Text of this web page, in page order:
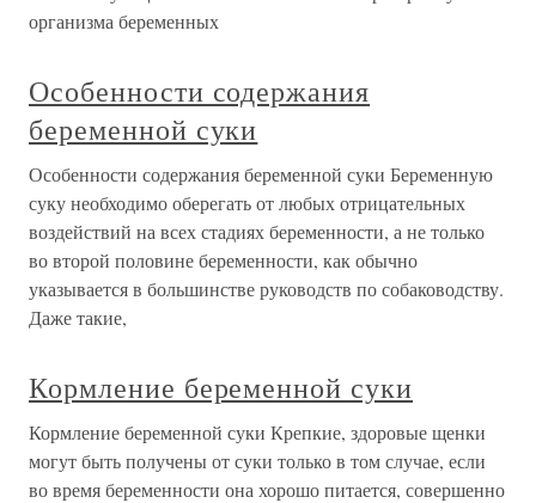
организма беременных
Особенности содержания
беременной суки
Особенности содержания беременной суки Беременную
суку необходимо оберегать от любых отрицательных
воздействий на всех стадиях беременности, а не только
во второй половине беременности, как обычно
указывается в большинстве руководств по собаководству.
Даже такие,
Кормление беременной суки
Кормление беременной суки Крепкие, здоровые щенки
могут быть получены от суки только в том случае, если
во время беременности она хорошо питается, совершенно